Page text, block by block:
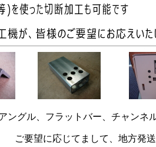
ングル、フラットバー、チャンネ
ご要望に応じてまして、地方発